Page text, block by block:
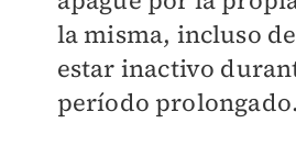
la misma, incluso
estar inactivo
período prolongado.